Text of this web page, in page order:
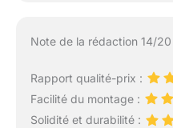
Note de la rédaction 14/20
Rapport qualité-prix :
Facilité du montage :
Solidité et durabilité :